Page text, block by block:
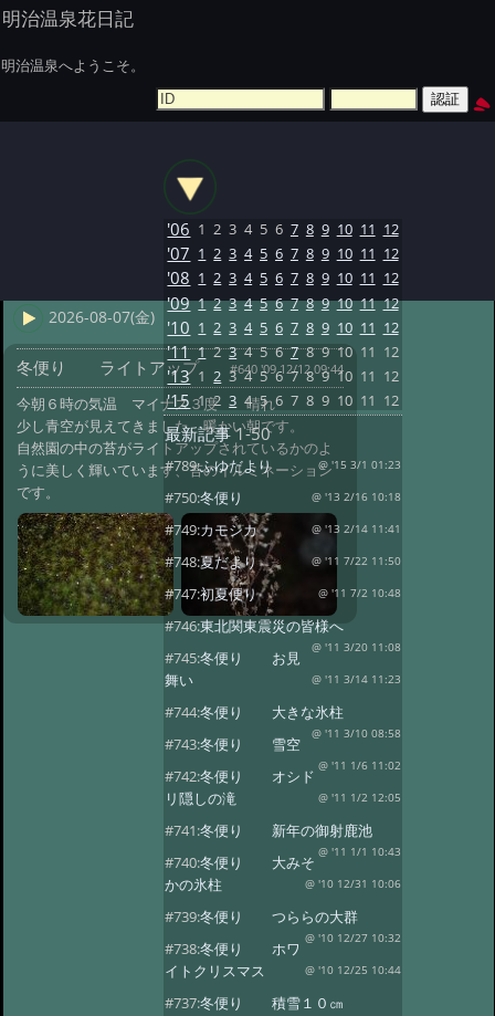
明治温泉花日記
明治温泉へようこそ。
2026-08-07(金)
冬便り ライトアップ #640 '09 12/12 09:44
今朝６時の気温 マイナス３度 晴れ
少し青空が見えてきました、暖かい朝です。
自然園の中の苔がライトアップされているかのよ
うに美しく輝いています、苔のイルミネーション
です。
'06 1 2 3 4 5 6 7 8 9 10 11 12
'07 1 2 3 4 5 6 7 8 9 10 11 12
'08 1 2 3 4 5 6 7 8 9 10 11 12
'09 1 2 3 4 5 6 7 8 9 10 11 12
'10 1 2 3 4 5 6 7 8 9 10 11 12
'11 1 2 3 4 5 6 7 8 9 10 11 12
'13 1 2 3 4 5 6 7 8 9 10 11 12
'15 1 2 3 4 5 6 7 8 9 10 11 12
最新記事1-50
#789:ふゆだより @ '15 3/1 01:23
#750:冬便り @ '13 2/16 10:18
#749:カモシカ @ '13 2/14 11:41
#748:夏だより @ '11 7/22 11:50
#747:初夏便り @ '11 7/2 10:48
#746:東北関東震災の皆様へ
@ '11 3/20 11:08
#745:冬便り お見
舞い
@ '11 3/14 11:23
#744:冬便り 大きな氷柱
@ '11 3/10 08:58
#743:冬便り 雪空
@ '11 1/6 11:02
#742:冬便り オシド
リ隠しの滝
@ '11 1/2 12:05
#741:冬便り 新年の御射鹿池
@ '11 1/1 10:43
#740:冬便り 大みそ
かの氷柱
@ '10 12/31 10:06
#739:冬便り つららの大群
@ '10 12/27 10:32
#738:冬便り ホワ
イトクリスマス
@ '10 12/25 10:44
#737:冬便り 積雪１０㎝